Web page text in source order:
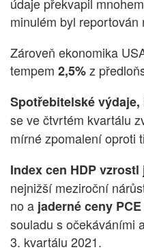
údaje překvapil
minulém byl reportován
Zároveň ekonomika
tempem 2,5%z
Spotřebitelské výdaje,
se ve čtvrtém kvartálu
mírné zpomalení oproti
Index cen HDP vzrostl
nejnižší meziroční
no a jaderné ceny
souladu s očekáváními
3. kvartálu 2021.